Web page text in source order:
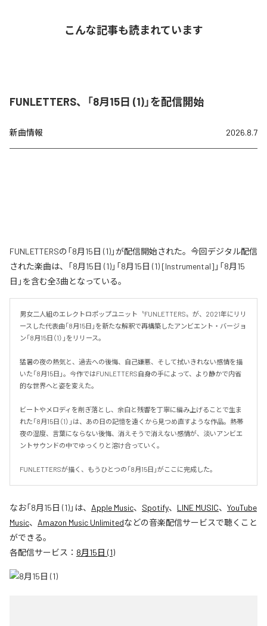
こんな記事も読まれています
FUNLETTERS、「8月15日 (1)」を配信開始
新曲情報 2026.8.7
FUNLETTERSの「8月15日 (1)」が配信開始された。今回デジタル配信
された楽曲は、「8月15日 (1)」「8月15日 (1) [Instrumental]」「8月15
日」を含む全3曲となっている。
男女二人組のエレクトロポップユニット〝FUNLETTERS〟が、2021年にリリ
ースした代表曲「8月15日」を新たな解釈で再構築したアンビエント・バージョ
ン「8月15日（1）」をリリース。
猛暑の夜の熱気と、過去への後悔、自己嫌悪、そして拭いきれない感情を描
いた「8月15日」。今作ではFUNLETTERS自身の手によって、より静かで内省
的な世界へと姿を変えた。
ビートやメロディを削ぎ落とし、余白と残響を丁寧に編み上げることで生ま
れた「8月15日（1）」は、あの日の記憶を遠くから見つめ直すような作品。熱帯
夜の湿度、言葉にならない後悔、消えそうで消えない感情が、淡いアンビエ
ントサウンドの中でゆっくりと溶け合っていく。
FUNLETTERSが描く、もうひとつの「8月15日」がここに完成した。
なお「8月15日 (1)」は、 Apple Music、 Spotify、 LINE MUSIC、 YouTube
Music、 Amazon Music Unlimitedなどの音楽配信サービスで聴くこと
ができる。
各配信サービス： 8月15日 (1)